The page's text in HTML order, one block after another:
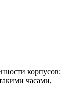
корпусов:
часами,